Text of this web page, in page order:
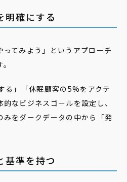
明確にする
ってみよう」というアプローチ
る」「休眠顧客の5%をアクテ
なビジネスゴールを設定し、
みをダークデータの中から「発
基準を持つ